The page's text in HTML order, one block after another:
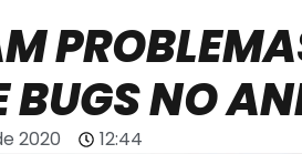
NO
2020 12:44